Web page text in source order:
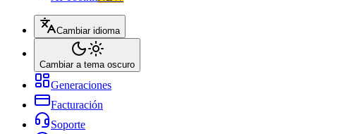
Cambiar idioma
Cambiar a tema oscuro
Generaciones
Facturación
Soporte